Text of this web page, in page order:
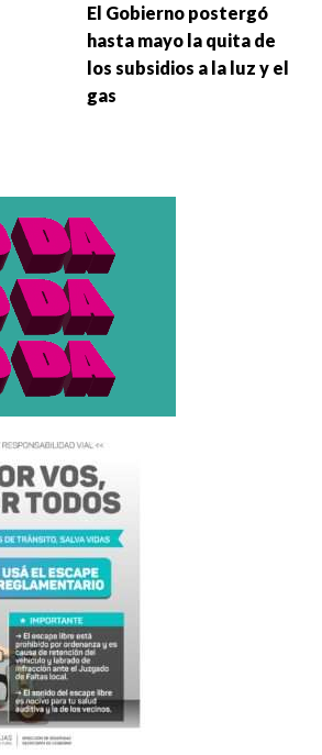
El Gobierno postergó
hasta mayo la quita de
los subsidios a la luz y el
gas